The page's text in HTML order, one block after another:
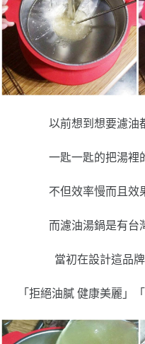
以前想到想要濾油
一匙一匙的把湯裡
不但效率慢而且效
而濾油湯鍋是有台
當初在設計這品
「拒絕油膩 健康美麗」